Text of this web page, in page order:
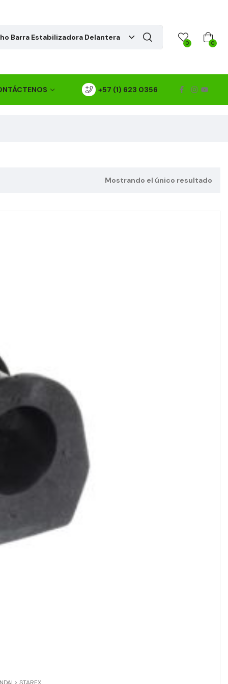
Barra Estabilizadora Delantera
0 0
+57 (1) 623 0356
Mostrando el único resultado